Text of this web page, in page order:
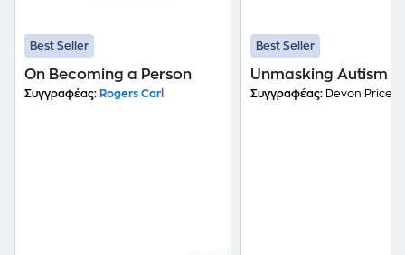
Best Seller
On Becoming a Person
Συγγραφέας: Rogers Carl
Best Seller
Unmasking Autism
Συγγραφέας: Devon Price